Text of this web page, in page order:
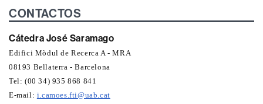
CONTACTOS
Cátedra José Saramago
Edifici Mòdul de Recerca A - MRA
08193 Bellaterra - Barcelona
Tel: (00 34) 935 868 841
E-mail: i.camoes.fti@uab.cat